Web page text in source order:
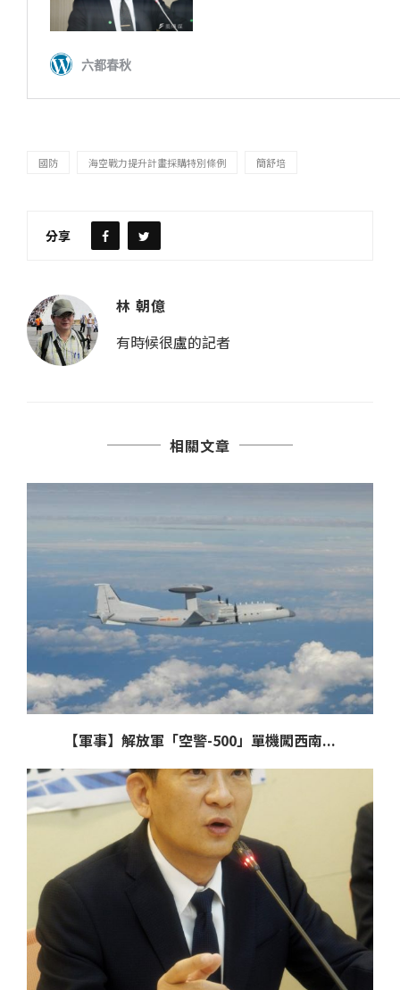
國防 海空戰力提升計畫採購特別條例 簡舒培
分享
林 朝億
有時候很盧的記者
相關文章
【軍事】解放軍「空警-500」單機闖西南...